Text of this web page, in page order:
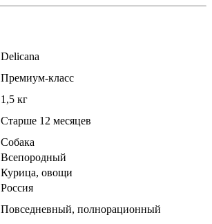
Delicana
Премиум-класс
1,5 кг
Старше 12 месяцев
Собака
Всепородный
Курица, овощи
Россия
Повседневный, полнорационный